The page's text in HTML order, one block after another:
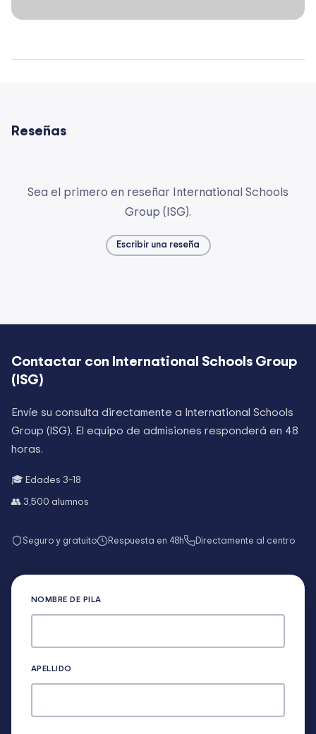
Reseñas
Sea el primero en reseñar International Schools
Group (ISG).
Escribir una reseña
Contactar con International Schools Group
(ISG)
Envíe su consulta directamente a International Schools
Group (ISG). El equipo de admisiones responderá en 48
horas.
🎓 Edades 3–18
👥 3,500 alumnos
Seguro y gratuito Respuesta en 48h Directamente al centro
NOMBRE DE PILA
APELLIDO